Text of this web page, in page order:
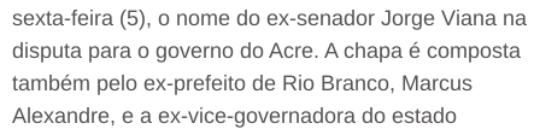
sexta-feira (5), o nome do ex-senador Jorge Viana na
disputa para o governo do Acre. A chapa é composta
também pelo ex-prefeito de Rio Branco, Marcus
Alexandre, e a ex-vice-governadora do estado